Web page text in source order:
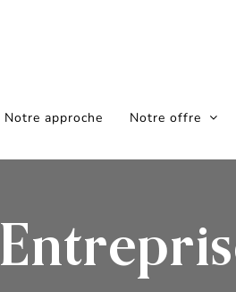
Notre approche Notre offre